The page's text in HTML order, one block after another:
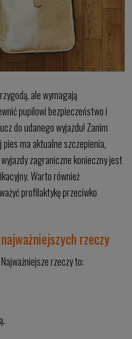
ale wymagają
pupilowi bezpieczeństwo i
do udanego wyjazdu! Zanim
pies ma aktualne szczepienia,
zagraniczne konieczny jest
Warto również
profilaktykę przeciwko
rzeczy
rzeczy to: